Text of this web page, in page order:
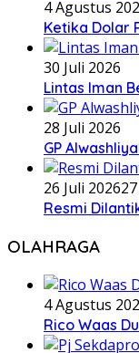
4 Agustus
Ketika Dolar
30 Juli 2026
Lintas Iman
28 Juli 2026
GP
26 Juli 2026
Resmi
OLAHRAGA
4 Agustus
Rico Waas